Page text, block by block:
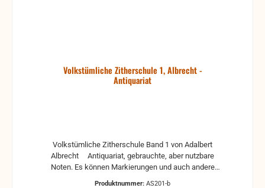
Volkstümliche Zitherschule 1, Albrecht -
Antiquariat
Volkstümliche Zitherschule Band 1 von Adalbert
Albrecht Antiquariat, gebrauchte, aber nutzbare
Noten. Es können Markierungen und auch andere
Produktnummer: AS201-b